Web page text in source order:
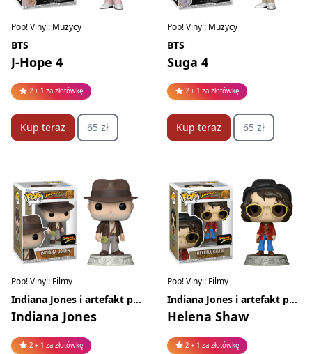
Pop! Vinyl: Muzycy
BTS
J-Hope 4
2 + 1 za złotówkę
Kup teraz 65 zł
Pop! Vinyl: Muzycy
BTS
Suga 4
2 + 1 za złotówkę
Kup teraz 65 zł
Pop! Vinyl: Filmy
Indiana Jones i artefakt przeznaczenia
Indiana Jones
2 + 1 za złotówkę
Pop! Vinyl: Filmy
Indiana Jones i artefakt przeznaczenia
Helena Shaw
2 + 1 za złotówkę